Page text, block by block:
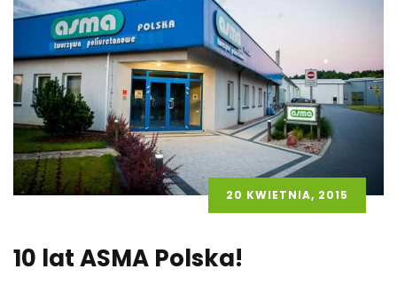
20 KWIETNIA, 2015
10 lat ASMA Polska!